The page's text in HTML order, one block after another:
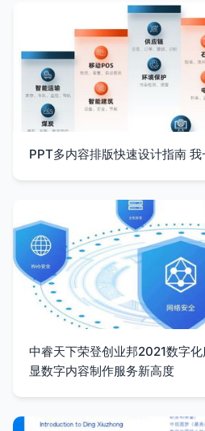
PPT多内容排版快速设计指南
中睿天下荣登创业邦2021数字
显数字内容制作服务新高度